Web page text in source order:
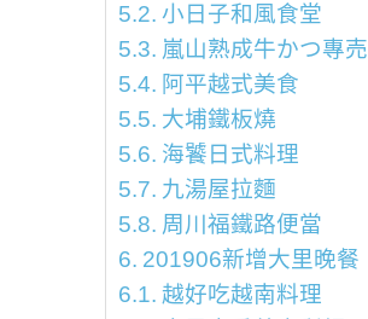
小日子和風食堂
嵐山熟成牛かつ專売
阿平越式美食
大埔鐵板燒
海饕日式料理
九湯屋拉麵
周川福鐵路便當
201906新增大里晚餐
越好吃越南料理